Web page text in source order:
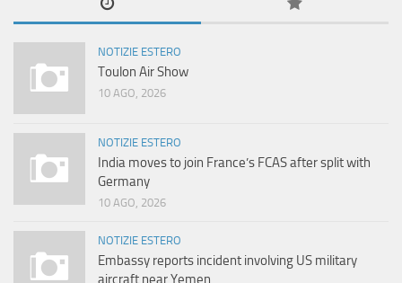
NOTIZIE ESTERO
Toulon Air Show
10 AGO, 2026
NOTIZIE ESTERO
India moves to join France’s FCAS after split with
Germany
10 AGO, 2026
NOTIZIE ESTERO
Embassy reports incident involving US military
aircraft near Yemen